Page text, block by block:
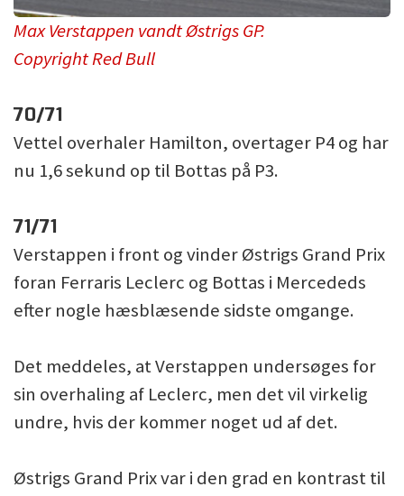
Max Verstappen vandt Østrigs GP.
Copyright Red Bull
70/71
Vettel overhaler Hamilton, overtager P4 og har
nu 1,6 sekund op til Bottas på P3.
71/71
Verstappen i front og vinder Østrigs Grand Prix
foran Ferraris Leclerc og Bottas i Mercededs
efter nogle hæsblæsende sidste omgange.
Det meddeles, at Verstappen undersøges for
sin overhaling af Leclerc, men det vil virkelig
undre, hvis der kommer noget ud af det.
Østrigs Grand Prix var i den grad en kontrast til